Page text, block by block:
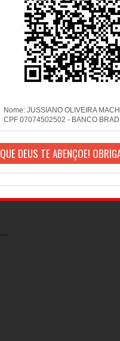
Nome: JUSSIANO OLIVEIRA
CPF 07074502502 - BANCO
QUE DEUS TE ABENÇOE!